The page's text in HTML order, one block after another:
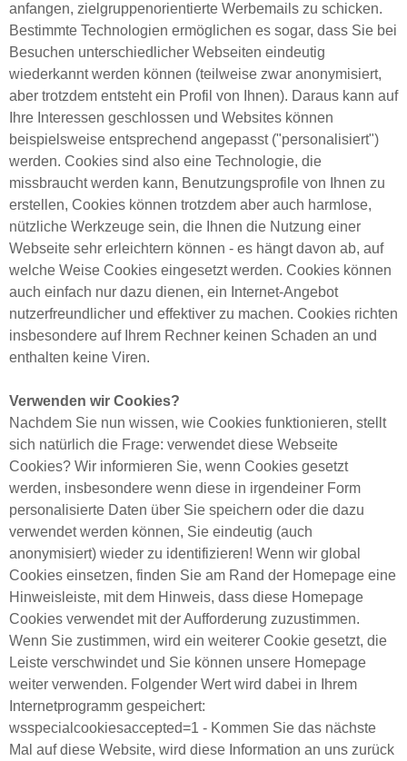
anfangen, zielgruppenorientierte Werbemails zu schicken.
Bestimmte Technologien ermöglichen es sogar, dass Sie bei
Besuchen unterschiedlicher Webseiten eindeutig
wiederkannt werden können (teilweise zwar anonymisiert,
aber trotzdem entsteht ein Profil von Ihnen). Daraus kann auf
Ihre Interessen geschlossen und Websites können
beispielsweise entsprechend angepasst ("personalisiert")
werden. Cookies sind also eine Technologie, die
missbraucht werden kann, Benutzungsprofile von Ihnen zu
erstellen, Cookies können trotzdem aber auch harmlose,
nützliche Werkzeuge sein, die Ihnen die Nutzung einer
Webseite sehr erleichtern können - es hängt davon ab, auf
welche Weise Cookies eingesetzt werden. Cookies können
auch einfach nur dazu dienen, ein Internet-Angebot
nutzerfreundlicher und effektiver zu machen. Cookies richten
insbesondere auf Ihrem Rechner keinen Schaden an und
enthalten keine Viren.
Verwenden wir Cookies?
Nachdem Sie nun wissen, wie Cookies funktionieren, stellt
sich natürlich die Frage: verwendet diese Webseite
Cookies? Wir informieren Sie, wenn Cookies gesetzt
werden, insbesondere wenn diese in irgendeiner Form
personalisierte Daten über Sie speichern oder die dazu
verwendet werden können, Sie eindeutig (auch
anonymisiert) wieder zu identifizieren! Wenn wir global
Cookies einsetzen, finden Sie am Rand der Homepage eine
Hinweisleiste, mit dem Hinweis, dass diese Homepage
Cookies verwendet mit der Aufforderung zuzustimmen.
Wenn Sie zustimmen, wird ein weiterer Cookie gesetzt, die
Leiste verschwindet und Sie können unsere Homepage
weiter verwenden. Folgender Wert wird dabei in Ihrem
Internetprogramm gespeichert:
wsspecialcookiesaccepted=1 - Kommen Sie das nächste
Mal auf diese Website, wird diese Information an uns zurück